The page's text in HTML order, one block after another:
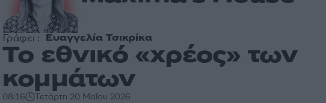
Γράφει : Ευαγγελία Τσικρίκα
Το εθνικό «χρέος» των
κομμάτων
08:16 Τετάρτη 20 Μαΐου 2026